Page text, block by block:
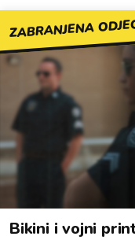
ZABRANJENA
Bikini i vojni